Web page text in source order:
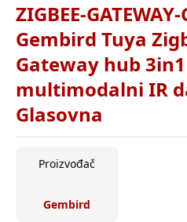
ZIGBEE-
Gembird Tuya
Gateway hub 3in1
multimodalni IR
Glasovna
Proizvođač
Gembird